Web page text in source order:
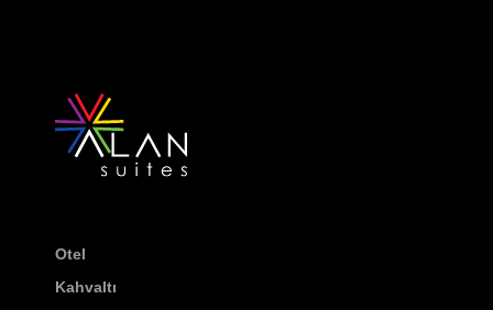
Otel
Kahvaltı